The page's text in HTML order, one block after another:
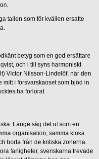
tallen som för kvällen ersatte
betyg som en god ersättare
och i till syns harmoniskt
Victor Nilsson-Lindelöf, när den
i försvarskaoset som bjöd in
ha förlorat.
Länge såg det ut som en
organisation, samma kloka
borta från de kritiska zonerna.
farligheter, svenskarna trevade